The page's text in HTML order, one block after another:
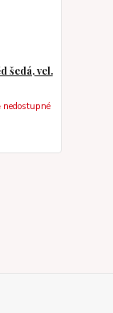
šedá, vel.